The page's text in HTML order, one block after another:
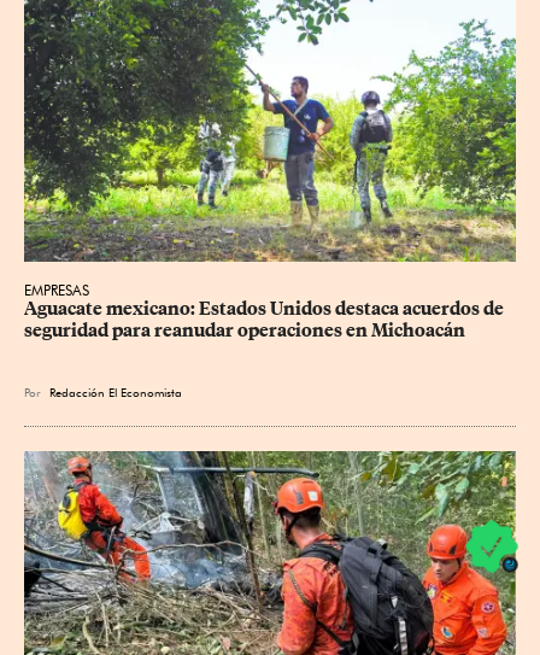
EMPRESAS
Aguacate mexicano: Estados Unidos destaca acuerdos de
seguridad para reanudar operaciones en Michoacán
Por Redacción El Economista